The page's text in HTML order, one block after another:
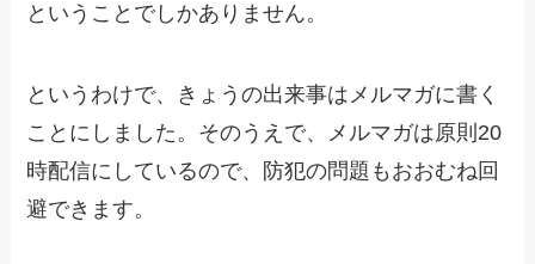
ということでしかありません。
というわけで、きょうの出来事はメルマガに書く
ことにしました。そのうえで、メルマガは原則20
時配信にしているので、防犯の問題もおおむね回
避できます。